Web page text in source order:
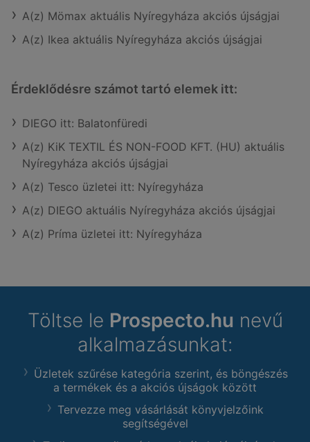
A(z) Mömax aktuális Nyíregyháza akciós újságjai
A(z) Ikea aktuális Nyíregyháza akciós újságjai
Érdeklődésre számot tartó elemek itt:
DIEGO itt: Balatonfüredi
A(z) KiK TEXTIL ÉS NON-FOOD KFT. (HU) aktuális
Nyíregyháza akciós újságjai
A(z) Tesco üzletei itt: Nyíregyháza
A(z) DIEGO aktuális Nyíregyháza akciós újságjai
A(z) Príma üzletei itt: Nyíregyháza
Töltse le Prospecto.hu nevű
alkalmazásunkat:
Üzletek szűrése kategória szerint, és böngészés
a termékek és a akciós újságok között
Tervezze meg vásárlását könyvjelzőink
segítségével